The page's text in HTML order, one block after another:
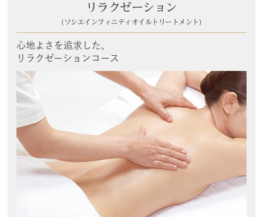
リラクゼーション
(ソシエインフィニティオイルトリートメント)
心地よさを追求した、
リラクゼーションコース